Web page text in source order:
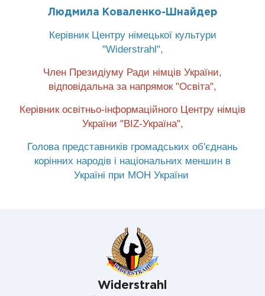
Людмила Коваленко-Шнайдер
Керівник Центру німецької культури
"Widerstrahl",
Член Президіуму Ради німців України,
відповідальна за напрямок "Освіта",
Керівник освітньо-інформаційного Центру німців
України "BIZ-Україна",
Голова представників громадських об'єднань
корінних народів і національних меншин в
Україні при МОН України
Widerstrahl